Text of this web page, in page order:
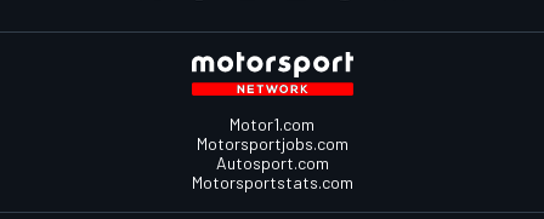
Motor1.com
Motorsportjobs.com
Autosport.com
Motorsportstats.com